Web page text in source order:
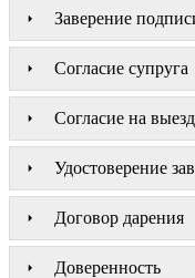
Заверение
Согласие супруга
Согласие на
Удостоверение
Договор дарения
Доверенность